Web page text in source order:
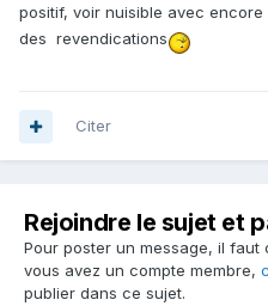
positif, voir nuisible avec
des revendications
Citer
Rejoindre le sujet et
Pour poster un message, il faut
vous avez un compte membre,
publier dans ce sujet.